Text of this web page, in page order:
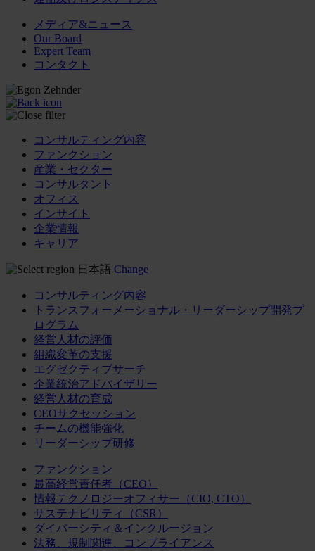
メディア&ニュース
Our Board
Expert Team
コンタクト
コンサルティング内容
ファンクション
産業・セクター
コンサルタント
オフィス
インサイト
企業情報
キャリア
日本語 Change
コンサルティング内容
トランスフォーメーショナル・リーダーシップ開発プ
ログラム
経営人材の評価
組織変革の支援
エグゼクティブサーチ
企業統治アドバイザリー
経営人材の育成
CEOサクセッション
チームの機能強化
リーダーシップ研修
ファンクション
最高経営責任者（CEO）
情報テクノロジーオフィサー（CIO, CTO）
サステナビリティ（CSR）
ダイバーシティ＆インクルージョン
法務、規制関連、コンプライアンス